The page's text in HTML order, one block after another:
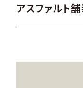
アスファルト